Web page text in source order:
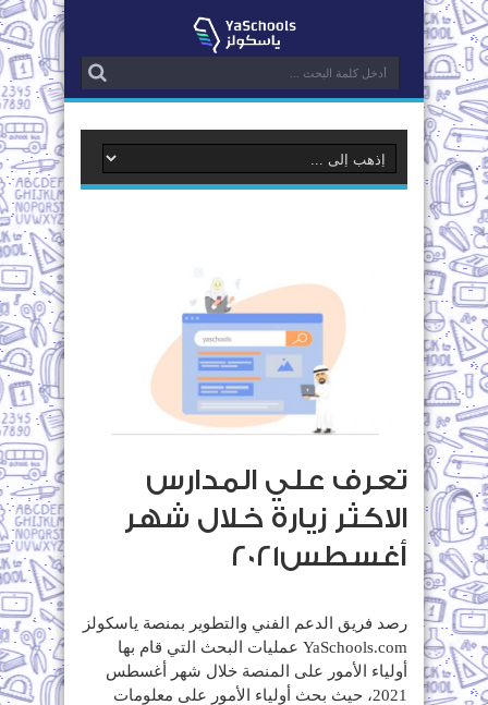
تعرف علي المدارس
الاكثر زيارة خلال شهر
أغسطس2021
رصد فريق الدعم الفني والتطوير بمنصة ياسكولز
YaSchools.com عمليات البحث التي قام بها
أولياء الأمور على المنصة خلال شهر أغسطس
2021، حيث بحث أولياء الأمور على معلومات